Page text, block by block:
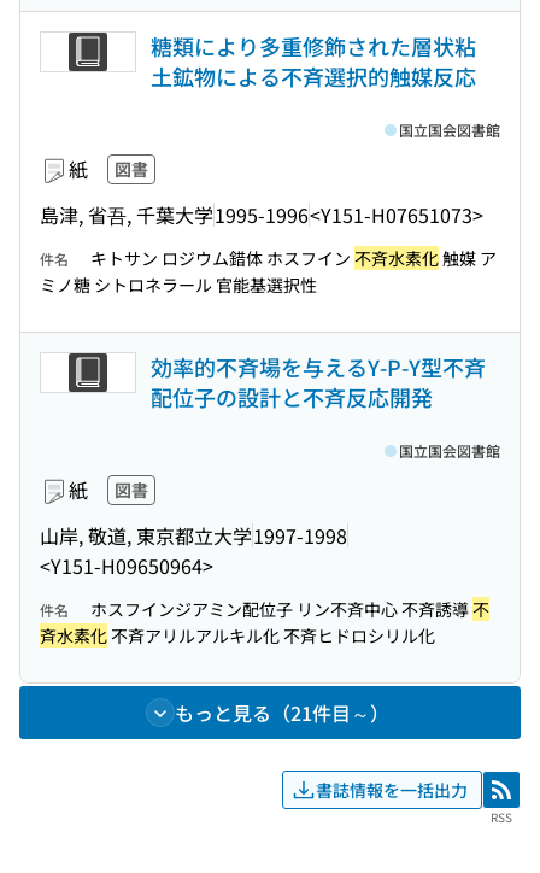
糖類により多重修飾された層状粘
土鉱物による不斉選択的触媒反応
紙 図書
島津, 省吾, 千葉大学1995-1996<Y151-H07651073>
国立国会図書館
件名 キトサン ロジウム錯体 ホスフイン 不斉水素化触媒 ア
ミノ糖 シトロネラール 官能基選択性
効率的不斉場を与えるY-P-Y型不斉
配位子の設計と不斉反応開発
紙 図書
山岸, 敬道, 東京都立大学1997-1998
<Y151-H09650964>
国立国会図書館
件名 ホスフインジアミン配位子 リン不斉中心 不斉誘導不
斉水素化不斉アリルアルキル化 不斉ヒドロシリル化
もっと見る（21件目～）
書誌情報を一括出力 RSS
RSS